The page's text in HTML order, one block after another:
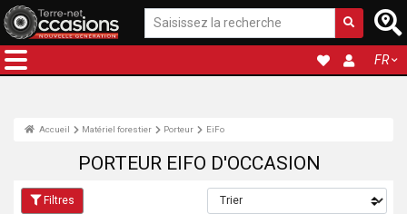
FR
Accueil Matériel forestier Porteur EiFo
PORTEUR EIFO D'OCCASION
Filtres